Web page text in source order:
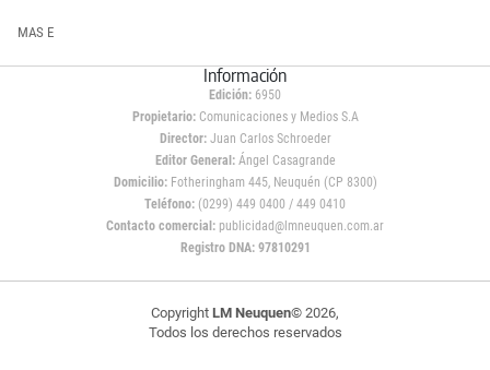
MAS E
Información
Edición: 6950
Propietario:Comunicaciones y Medios S.A
Director: Juan Carlos Schroeder
Editor General:Ángel Casagrande
Domicilio:Fotheringham 445, Neuquén (CP 8300)
Teléfono: (0299) 449 0400 / 449 0410
Contacto comercial: publicidad@lmneuquen.com.ar
Registro DNA: 97810291
Copyright LM Neuquen© 2026,
Todos los derechos reservados